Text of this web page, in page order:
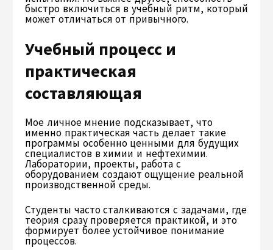
быстро включиться в учебный ритм, который
может отличаться от привычного.
Учебный процесс и
практическая
составляющая
Мое личное мнение подсказывает, что
именно практическая часть делает такие
программы особенно ценными для будущих
специалистов в химии и нефтехимии.
Лаборатории, проекты, работа с
оборудованием создают ощущение реальной
производственной среды.
Студенты часто сталкиваются с задачами, где
теория сразу проверяется практикой, и это
формирует более устойчивое понимание
процессов.